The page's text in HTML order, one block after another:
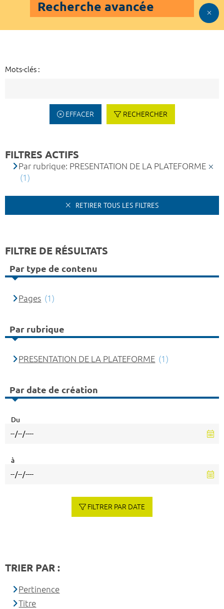
Recherche avancée
Mots-clés :
EFFACER RECHERCHER
FILTRES ACTIFS
Par rubrique: PRESENTATION DE LA PLATEFORME
(1)
RETIRER TOUS LES FILTRES
FILTRE DE RÉSULTATS
Par type de contenu
Pages (1)
Par rubrique
PRESENTATION DE LA PLATEFORME (1)
Par date de création
Du
à
FILTRER PAR DATE
TRIER PAR :
Pertinence
Titre